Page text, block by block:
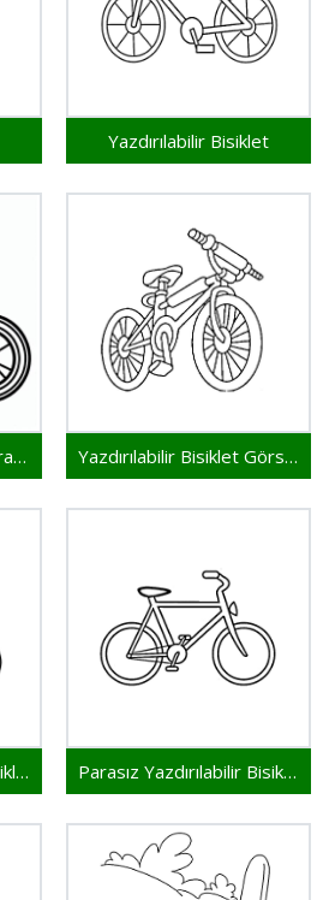
Yazdırılabilir Bisiklet
Yazdırılabilir Bisiklet Parasız Yazdırılabilir Bisiklet Görseli
Parasız Yazdırılacak Bisiklet Parasız Yazdırılabilir Bisiklet